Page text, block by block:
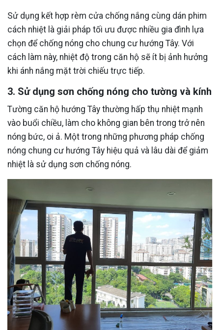
Sử dụng kết hợp rèm cửa chống nắng cùng dán phim
cách nhiệt là giải pháp tối ưu được nhiều gia đình lựa
chọn để chống nóng cho chung cư hướng Tây. Với
cách làm này, nhiệt độ trong căn hộ sẽ ít bị ảnh hưởng
khi ánh nắng mặt trời chiếu trực tiếp.
3. Sử dụng sơn chống nóng cho tường và kính
Tường căn hộ hướng Tây thường hấp thụ nhiệt mạnh
vào buổi chiều, làm cho không gian bên trong trở nên
nóng bức, oi ả. Một trong những phương pháp chống
nóng chung cư hướng Tây hiệu quả và lâu dài để giảm
nhiệt là sử dụng sơn chống nóng.